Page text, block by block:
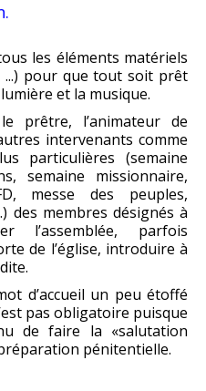
les éléments matériels
...) pour que tout soit prêt
et la musique.
prêtre, l’animateur de
intervenants comme
particulières (semaine
semaine missionnaire,
messe des peuples,
des membres désignés à
l’assemblée, parfois
de l’église, introduire à
d’accueil un peu étoffé
pas obligatoire puisque
de faire la «salutation
pénitentielle.